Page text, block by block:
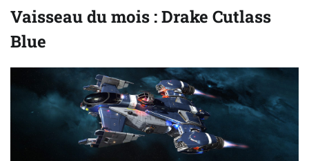
Vaisseau du mois : Drake Cutlass
Blue